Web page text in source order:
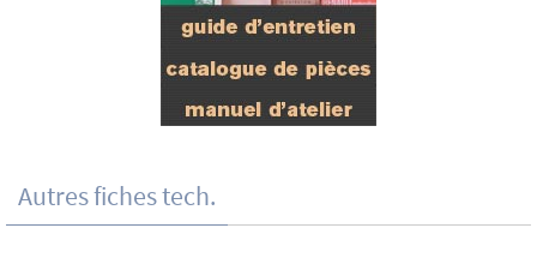
Autres fiches tech.